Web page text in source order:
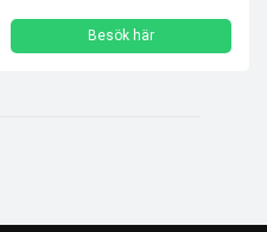
Besök här